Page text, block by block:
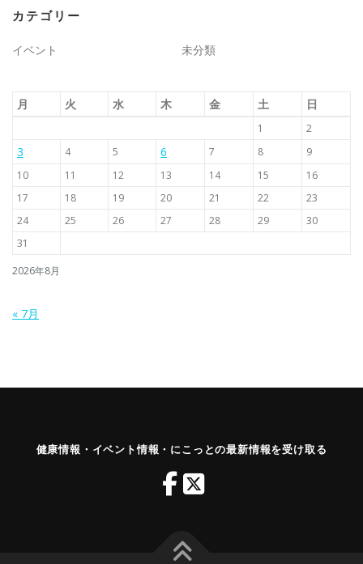
カテゴリー
イベント 未分類
2026年8月
月 火 水 木 金 土 日
1 2
3 4 5 6 7 8
9
10
11 12 13 14 15
16
17
18 19 20 21 22
23
24
25 26 27 28 29
30
31
« 7月
健康情報・イベント情報・にこっとの最新情報を受け取る